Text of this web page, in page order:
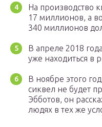
На производство
17 миллионов, а
340 миллионов
В апреле 2018
уже находиться в
В ноябре этого
сиквел не будет
Эбботов, он
людях в тех же